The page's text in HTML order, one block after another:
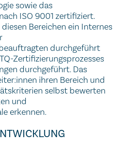
sowie das
ISO 9001 zertifiziert.
Bereichen ein Internes
durchgeführt
Zertifizierungsprozesses
durchgeführt. Das
ihren Bereich und
selbst bewerten
und
erkennen.